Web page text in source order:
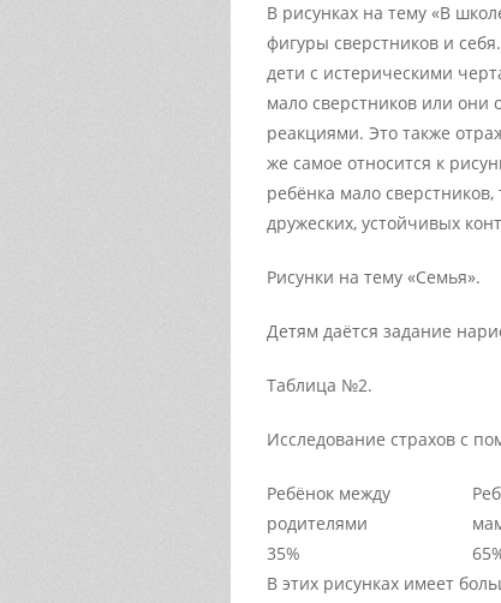
В рисунках на тему «В
фигуры сверстников и
дети с истерическими
мало сверстников или они
реакциями. Это также
же самое относится к
ребёнка мало
дружеских, устойчивых
Рисунки на тему «Семья».
Детям даётся задание
Таблица №2.
Исследование страхов с
Ребёнок между
родителями
35%
В этих рисунках имеет